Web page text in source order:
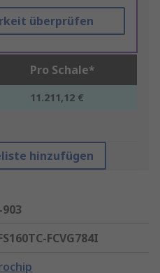
überprüfen
Pro Schale*
11.211,12 €
hinzufügen
FCVG784I